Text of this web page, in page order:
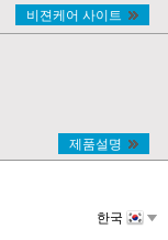
비젼케어 사이트
제품설명
한국